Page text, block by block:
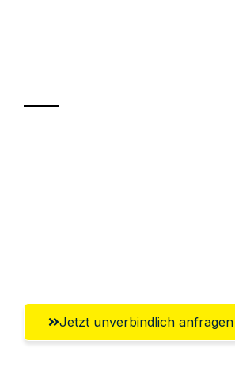
Jetzt unverbindlich anfragen